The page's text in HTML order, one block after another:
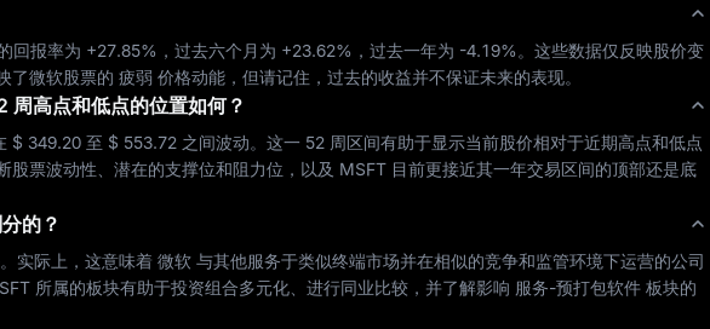
回报率为 +27.85% ，过去六个月为 +23.62% ，过去一年为 -4.19%。这些数据仅反映股价变
了微软股票的 疲弱 价格动能，但请记住，过去的收益并不保证未来的表现。
周高点和低点的位置如何？
$ 349.20 至 $ 553.72 之间波动。这一 52 周区间有助于显示当前股价相对于近期高点和低点
股票波动性、潜在的支撑位和阻力位，以及 MSFT 目前更接近其一年交易区间的顶部还是底
的？
实际上，这意味着 微软 与其他服务于类似终端市场并在相似的竞争和监管环境下运营的公司
所属的板块有助于投资组合多元化、进行同业比较，并了解影响 服务-预打包软件 板块的